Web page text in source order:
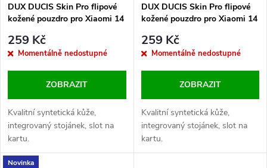
DUX DUCIS Skin Pro flipové
kožené pouzdro pro Xiaomi 14
259 Kč
Momentálně nedostupné
ZOBRAZIT
Kvalitní syntetická kůže,
integrovaný stojánek, slot na
kartu.
DUX DUCIS Skin Pro flipové
kožené pouzdro pro Xiaomi 14
259 Kč
Momentálně nedostupné
ZOBRAZIT
Kvalitní syntetická kůže,
integrovaný stojánek, slot na
kartu.
Novinka